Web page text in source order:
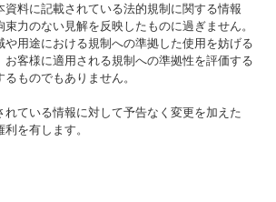
資料に記載されている法的規制に関する情報
力のない見解を反映したものに過ぎません。
や用途における規制への準拠した使用を妨げる
お客様に適用される規制への準拠性を評価する
ものでもありません。
れている情報に対して予告なく変更を加えた
を有します。